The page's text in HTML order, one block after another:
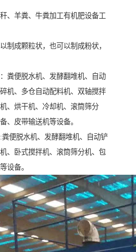
、羊粪、牛粪加工有机肥设备工
制成颗粒状，也可以制成粉状，
粪便脱水机、发酵翻堆机、自动
机、多仓自动配料机、双轴搅拌
、烘干机、冷却机、滚筒筛分
、皮带输送机等设备。
便脱水机、发酵翻堆机、自动铲
、卧式搅拌机、滚筒筛分机、包
设备。